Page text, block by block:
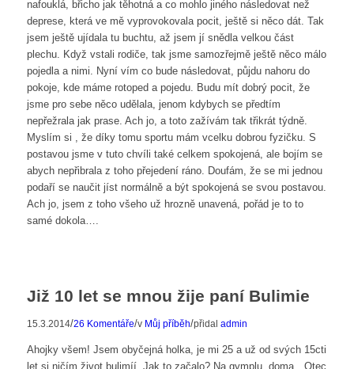
nafouklá, břicho jak těhotná a co mohlo jiného následovat než
deprese, která ve mě vyprovokovala pocit, ještě si něco dát. Tak
jsem ještě ujídala tu buchtu, až jsem jí snědla velkou část
plechu. Když vstali rodiče, tak jsme samozřejmě ještě něco málo
pojedla a nimi. Nyní vím co bude následovat, půjdu nahoru do
pokoje, kde máme rotoped a pojedu. Budu mít dobrý pocit, že
jsme pro sebe něco udělala, jenom kdybych se předtím
nepřežrala jak prase. Ach jo, a toto zažívám tak třikrát týdně.
Myslím si , že díky tomu sportu mám vcelku dobrou fyzičku. S
postavou jsme v tuto chvíli také celkem spokojená, ale bojím se
abych nepřibrala z toho přejedení ráno. Doufám, že se mi jednou
podaří se naučit jíst normálně a být spokojená se svou postavou.
Ach jo, jsem z toho všeho už hrozně unavená, pořád je to to
samé dokola….
Již 10 let se mnou žije paní Bulimie
15.3.2014/26 Komentáře/v Můj příběh/přidal admin
Ahojky všem! Jsem obyčejná holka, je mi 25 a už od svých 15cti
let si ničím život bulimíí. Jak to začalo? Na gymplu, doma…Otec